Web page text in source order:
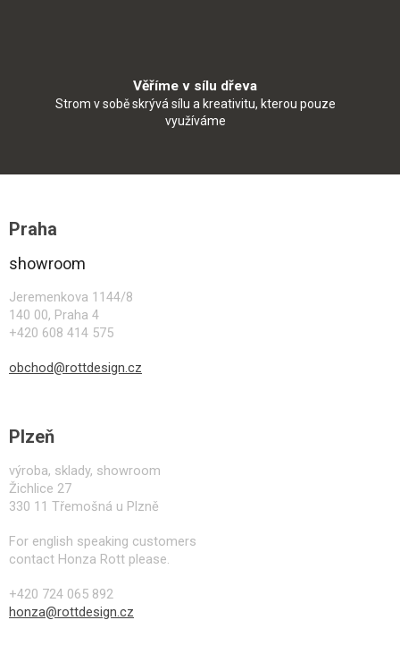
Věříme v sílu dřeva
Strom v sobě skrývá sílu a kreativitu, kterou pouze
využíváme
Praha
showroom
Jeremenkova 1144/8
140 00, Praha 4
+420 608 414 575
obchod@rottdesign.cz
Plzeň
výroba, sklady, showroom
Žichlice 27
330 11 Třemošná u Plzně
For english speaking customers
contact Honza Rott please.
+420 724 065 892
honza@rottdesign.cz